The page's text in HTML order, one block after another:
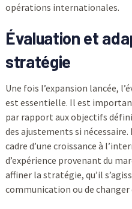
opérations internationales.
Évaluation et
stratégie
Une fois l’expansion lancée,
est essentielle. Il est
par rapport aux objectifs
des ajustements si
cadre d’une croissance à
d’expérience provenant du
affiner la stratégie, qu’il
communication ou de changer